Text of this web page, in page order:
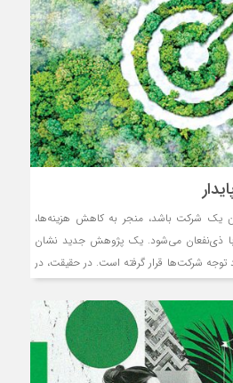
یک شرکت باشد، منجر به کاهش هزینه‌ها،
با ذی‌نفعان می‌شود. یک پژوهش جدید نشان
شرکت‌ها قرار گرفته است. در حقیقت، در
سال جاری پایداری یکی از اولویت‌های اساسی در ۷۱درصد از برنامه‌های تامین
و تدارکات شرکت‌ها است؛ رقمی که افزایشی ۱۳درصدی نسبت به سال‌۲۰۲۱ را
در شیوه تامین و همکاری با حلقه‌های
و معیارهای دقیقی است. به‌عنوان مثال ممکن
زیست‌محیطی یا استفاده از مواد